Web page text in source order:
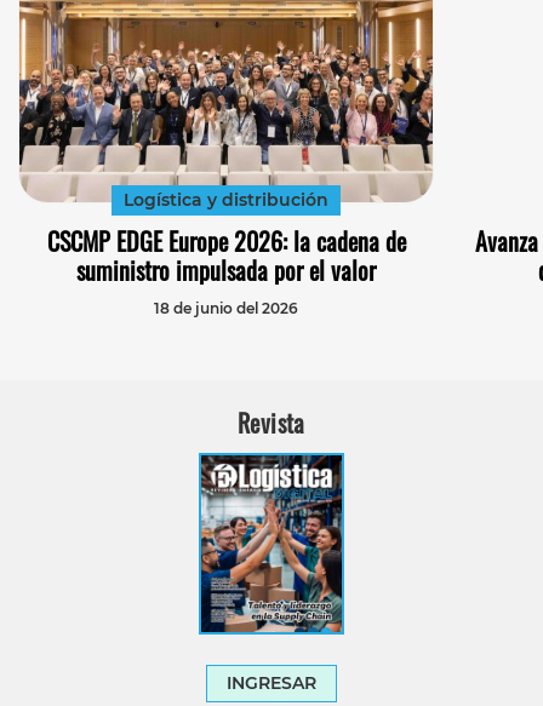
Logística y distribución
CSCMP EDGE Europe 2026: la cadena de
suministro impulsada por el valor
18 de junio del 2026
Revista
INGRESAR